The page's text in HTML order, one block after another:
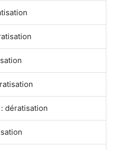
dératisation